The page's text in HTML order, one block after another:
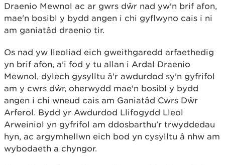
Draenio Mewnol ac ar gwrs dŵr nad yw'n brif afon,
mae'n bosibl y bydd angen i chi gyflwyno cais i ni
am ganiatâd draenio tir.
Os nad yw lleoliad eich gweithgaredd arfaethedig
yn brif afon, a'i fod y tu allan i Ardal Draenio
Mewnol, dylech gysylltu â'r awdurdod sy'n gyfrifol
am y cwrs dŵr, oherwydd mae'n bosibl y bydd
angen i chi wneud cais am Ganiatâd Cwrs Dŵr
Arferol. Bydd yr Awdurdod Llifogydd Lleol
Arweiniol yn gyfrifol am ddosbarthu'r trwyddedau
hyn, ac argymhellwn eich bod yn cysylltu â nhw am
wybodaeth a chyngor.